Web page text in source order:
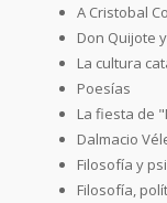
A Cristobal
Don Quijote
La cultura
Poesías
La fiesta de
Dalmacio
Filosofía y
Filosofía,